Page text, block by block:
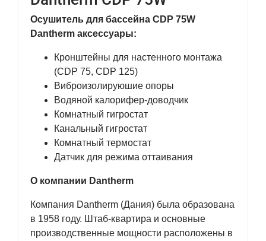
Осушитель для бассейна CDP 75W
Dantherm аксессуары:
Кронштейны для настенного монтажа
(CDP 75, CDP 125)
Виброизолируюшие опоры
Водяной калорифер-доводчик
Комнатный гигростат
Канальный гигростат
Комнатный термостат
Датчик для режима оттаивания
О компании Dantherm
Компания Dantherm (Дания) была образована
в 1958 году. Штаб-квартира и основные
производственные мощности расположены в